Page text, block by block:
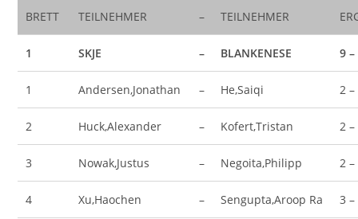
BRETT TEILNEHMER – TEILNEHMER
1 SKJE – BLANKENESE 9 –
1 Andersen,Jonathan – He,Saiqi 2 –
2 Huck,Alexander – Kofert,Tristan 2 –
3 Nowak,Justus – Negoita,Philipp 2 –
4 Xu,Haochen – Sengupta,Aroop Ra 3 –